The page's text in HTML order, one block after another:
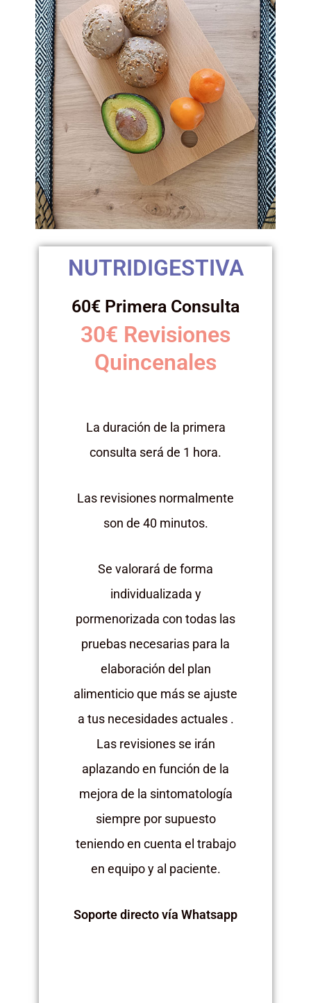
NUTRIDIGESTIVA
60€ Primera Consulta
30€ Revisiones
Quincenales
La duración de la primera
consulta será de 1 hora.
Las revisiones normalmente
son de 40 minutos.
Se valorará de forma
individualizada y
pormenorizada con todas las
pruebas necesarias para la
elaboración del plan
alimenticio que más se ajuste
a tus necesidades actuales .
Las revisiones se irán
aplazando en función de la
mejora de la sintomatología
siempre por supuesto
teniendo en cuenta el trabajo
en equipo y al paciente.
Soporte directo vía Whatsapp